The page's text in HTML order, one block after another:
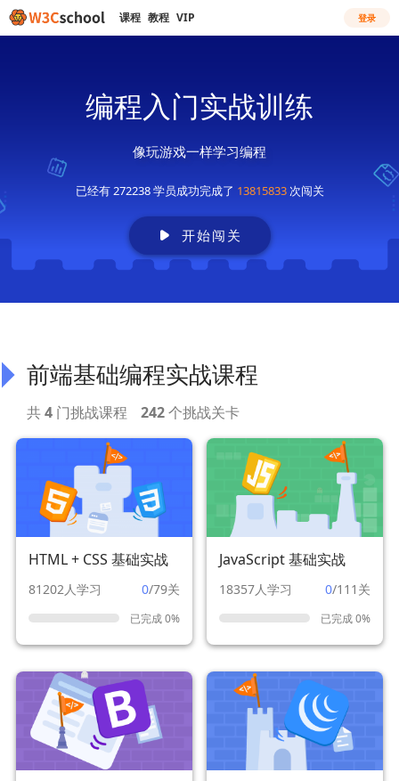
课程 教程 VIP 登录
编程入门实战训练
像玩游戏一样学习编程
已经有 272238 学员成功完成了 13815833次闯关
开始闯关
前端基础编程实战课程
共4 门挑战课程 242个挑战关卡
HTML + CSS 基础实战
81202人学习 0/79关
已完成 0%
JavaScript 基础实战
18357人学习 0/111关
已完成 0%